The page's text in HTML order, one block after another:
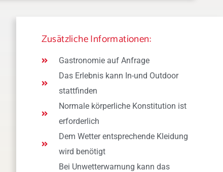
Zusätzliche Informationen:
Gastronomie auf Anfrage
Das Erlebnis kann In-und Outdoor
stattfinden
Normale körperliche Konstitution ist
erforderlich
Dem Wetter entsprechende Kleidung
wird benötigt
Bei Unwetterwarnung kann das